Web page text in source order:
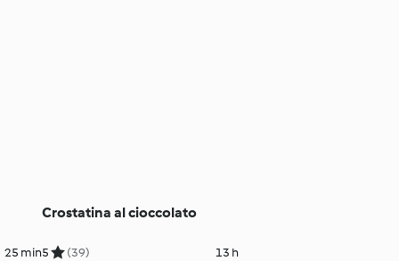
25 min
Crostatina al cioccolato
5 (39) 13 h